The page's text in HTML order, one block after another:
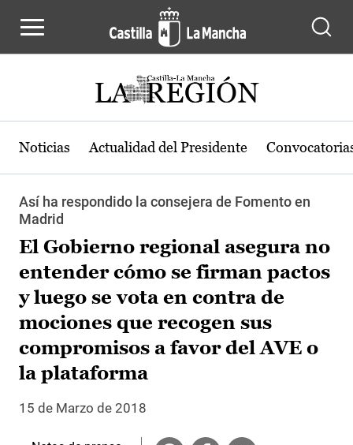
Noticias Actualidad del Presidente
Así ha respondido la consejera de Fomento en
Madrid
El Gobierno regional asegura no
entender cómo se firman pactos
y luego se vota en contra de
mociones que recogen sus
compromisos a favor del AVE o
la plataforma
15 de Marzo de 2018